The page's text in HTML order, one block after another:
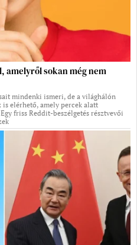
amelyről sokan még nem
mindenki ismeri, de a világhálón
is elérhető, amely percek alatt
friss Reddit-beszélgetés résztvevői